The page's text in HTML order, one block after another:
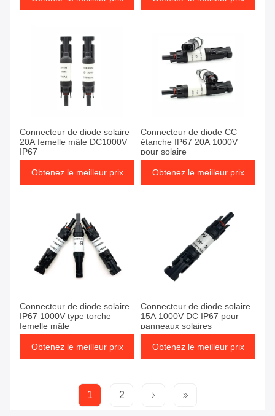
Connecteur de diode solaire
20A femelle mâle DC1000V
IP67
Obtenez le meilleur prix
Connecteur de diode CC
étanche IP67 20A 1000V
pour solaire
Obtenez le meilleur prix
Connecteur de diode solaire
IP67 1000V type torche
femelle mâle
Obtenez le meilleur prix
Connecteur de diode solaire
15A 1000V DC IP67 pour
panneaux solaires
Obtenez le meilleur prix
1 2